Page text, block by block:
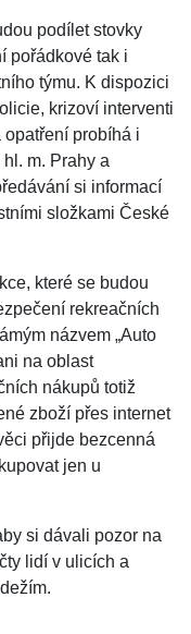
podílet stovky
pořádkové tak i
týmu. K dispozici
krizoví interventi
probíhá i
m. Prahy a
si informací
složkami České
které se budou
rekreačních
názvem „Auto
na oblast
nákupů totiž
zboží přes internet
přijde bezcenná
jen u
si dávali pozor na
lidí v ulicích a